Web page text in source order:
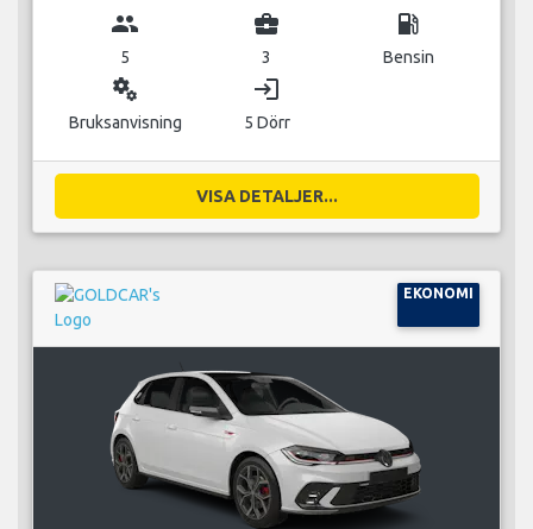
group
5
business_center
3
local_gas_station
Bensin
miscellaneous_services
Bruksanvisning
login
5 Dörr
VISA DETALJER...
EKONOMI